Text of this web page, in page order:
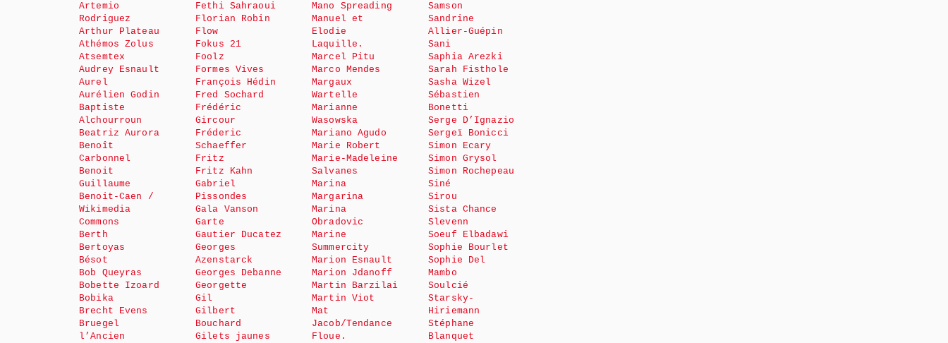
Artemio
Rodriguez
Arthur Plateau
Athémos Zolus
Atsemtex
Audrey Esnault
Aurel
Aurélien Godin
Baptiste
Alchourroun
Beatriz Aurora
Benoît
Carbonnel
Benoit
Guillaume
Benoit-Caen /
Wikimedia
Commons
Berth
Bertoyas
Bésot
Bob Queyras
Bobette Izoard
Bobika
Brecht Evens
Bruegel
l’Ancien
Fethi Sahraoui
Florian Robin
Flow
Fokus 21
Foolz
Formes Vives
François Hédin
Fred Sochard
Frédéric
Gircour
Fréderic
Schaeffer
Fritz
Fritz Kahn
Gabriel
Pissondes
Gala Vanson
Garte
Gautier Ducatez
Georges
Azenstarck
Georges Debanne
Georgette
Gil
Gilbert
Bouchard
Gilets jaunes
Mano Spreading
Manuel et
Elodie
Laquille.
Marcel Pitu
Marco Mendes
Margaux
Wartelle
Marianne
Wasowska
Mariano Agudo
Marie Robert
Marie-Madeleine
Salvanes
Marina
Margarina
Marina
Obradovic
Marine
Summercity
Marion Esnault
Marion Jdanoff
Martin Barzilai
Martin Viot
Mat
Jacob/Tendance
Floue.
Samson
Sandrine
Allier-Guépin
Sani
Saphia Arezki
Sarah Fisthole
Sasha Wizel
Sébastien
Bonetti
Serge D’Ignazio
Sergeï Bonicci
Simon Ecary
Simon Grysol
Simon Rochepeau
Siné
Sirou
Sista Chance
Slevenn
Soeuf Elbadawi
Sophie Bourlet
Sophie Del
Mambo
Soulcié
Starsky-
Hiriemann
Stéphane
Blanquet